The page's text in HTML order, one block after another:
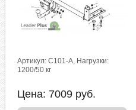
Артикул: C101-A, Нагрузки:
1200/50 кг
Цена: 7009 руб.